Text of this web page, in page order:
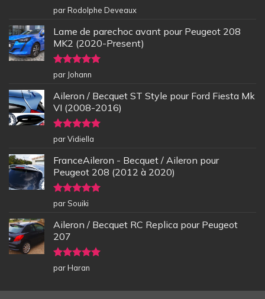
Note5sur
5
par Rodolphe Deveaux
Lame de parechoc avant pour Peugeot 208
MK2 (2020-Present)
Note5sur
5
par Johann
Aileron / Becquet ST Style pour Ford Fiesta Mk
VI (2008-2016)
Note5sur
5
par Vidiella
FranceAileron - Becquet / Aileron pour
Peugeot 208 (2012 à 2020)
Note5sur
5
par Souiki
Aileron / Becquet RC Replica pour Peugeot
207
Note5sur
5
par Haran